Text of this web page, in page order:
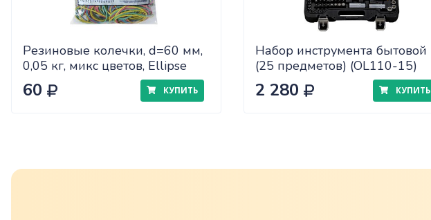
Резиновые колечки, d=60 мм,
0,05 кг, микс цветов, Еllipse
60 КУПИТЬ
Набор инструмента бытовой
(25 предметов) (OL110-15)
2 280 КУПИТЬ